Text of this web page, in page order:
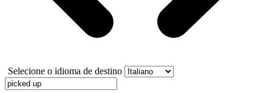
Selecione o idioma de destino